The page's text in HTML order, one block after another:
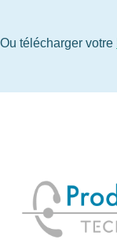
Ou télécharger votre